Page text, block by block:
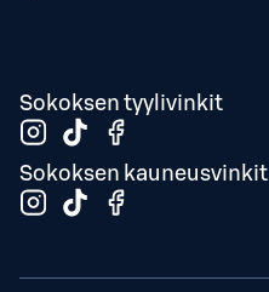
Sokoksen tyylivinkit
Sokoksen kauneusvinkit